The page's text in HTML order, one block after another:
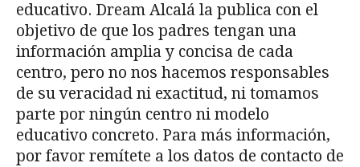
educativo. Dream Alcalá la publica con el
objetivo de que los padres tengan una
información amplia y concisa de cada
centro, pero no nos hacemos responsables
de su veracidad ni exactitud, ni tomamos
parte por ningún centro ni modelo
educativo concreto. Para más información,
por favor remítete a los datos de contacto de